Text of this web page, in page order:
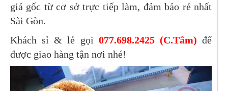
giá gốc từ cơ sở trực tiếp làm, đảm bảo rẻ nhất
Sài Gòn.
Khách sỉ & lẻ gọi 077.698.2425 (C.Tâm)để
được giao hàng tận nơi nhé!